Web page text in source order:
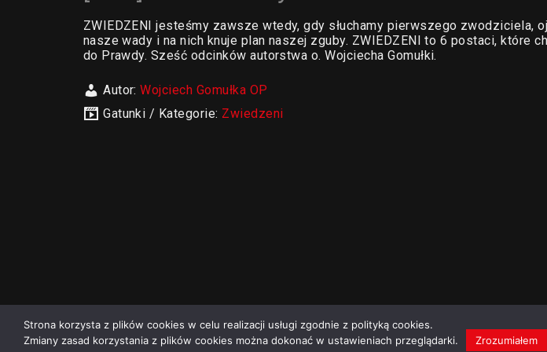
ZWIEDZENI jesteśmy zawsze wtedy, gdy słuchamy pierwszego zwodziciela,
nasze wady i na nich knuje plan naszej zguby. ZWIEDZENI to 6 postaci, które
do Prawdy. Sześć odcinków autorstwa o. Wojciecha Gomułki.
Autor:Wojciech Gomułka OP
Gatunki / Kategorie: Zwiedzeni
Strona korzysta z plików cookies w celu realizacji usługi zgodnie z polityką cookies.
Zmiany zasad korzystania z plików cookies można dokonać w ustawieniach przeglądarki.
Zrozumiałem